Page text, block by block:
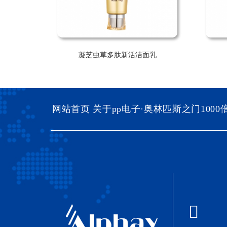
凝芝虫草多肽新活洁面乳
网站首页 关于pp电子·奥林匹斯之门1000